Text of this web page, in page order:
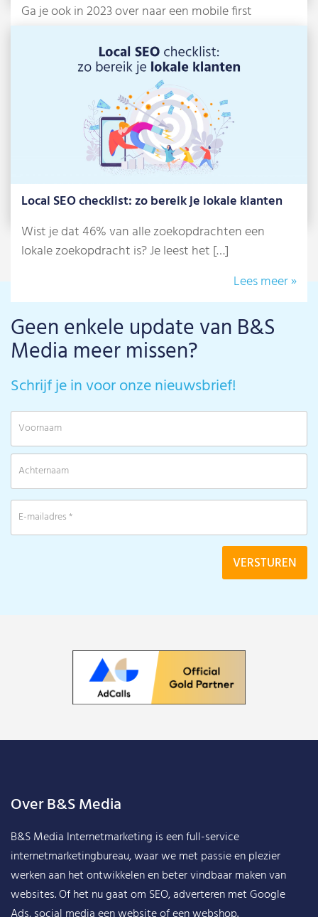
Ga je ook in 2023 over naar een mobile first
Lees meer »
Local SEO checklist: zo bereik je lokale klanten
Wist je dat 46% van alle zoekopdrachten een
lokale zoekopdracht is? Je leest het […]
Lees meer »
Geen enkele update van B&S
Media meer missen?
Schrijf je in voor onze nieuwsbrief!
Over B&S Media
B&S Media Internetmarketing is een full-service
internetmarketingbureau, waar we met passie en plezier
werken aan het ontwikkelen en beter vindbaar maken van
websites. Of het nu gaat om SEO, adverteren met Google